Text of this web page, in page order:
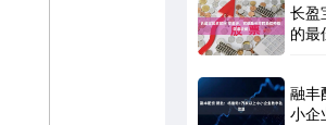
长盈
的最
融丰
小企